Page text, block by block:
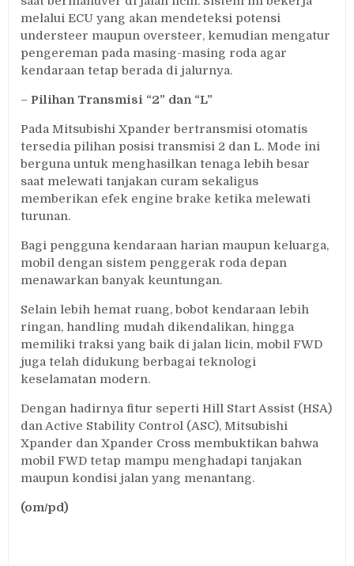
melalui ECU yang akan mendeteksi potensi
understeer maupun oversteer, kemudian mengatur
pengereman pada masing-masing roda agar
kendaraan tetap berada di jalurnya.
–Pilihan Transmisi “2” dan “L”
Pada Mitsubishi Xpander bertransmisi otomatis
tersedia pilihan posisi transmisi 2 dan L. Mode ini
berguna untuk menghasilkan tenaga lebih besar
saat melewati tanjakan curam sekaligus
memberikan efek engine brake ketika melewati
turunan.
Bagi pengguna kendaraan harian maupun keluarga,
mobil dengan sistem penggerak roda depan
menawarkan banyak keuntungan.
Selain lebih hemat ruang, bobot kendaraan lebih
ringan, handling mudah dikendalikan, hingga
memiliki traksi yang baik di jalan licin, mobil FWD
juga telah didukung berbagai teknologi
keselamatan modern.
Dengan hadirnya fitur seperti Hill Start Assist (HSA)
dan Active Stability Control (ASC), Mitsubishi
Xpander dan Xpander Cross membuktikan bahwa
mobil FWD tetap mampu menghadapi tanjakan
maupun kondisi jalan yang menantang.
(om/pd)